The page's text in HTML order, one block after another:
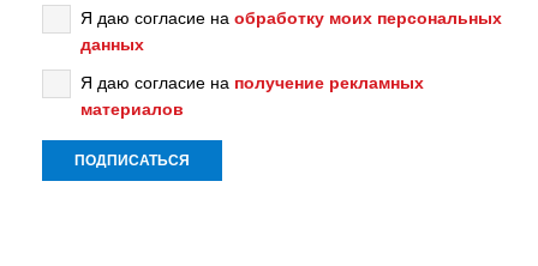
Я даю согласие на обработку моих персональных
данных
Я даю согласие на получение рекламных
материалов